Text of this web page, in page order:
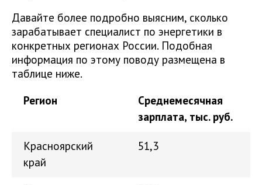
Давайте более подробно выясним, сколько
зарабатывает специалист по энергетики в
конкретных регионах России. Подобная
информация по этому поводу размещена в
таблице ниже.
Регион
Среднемесячная
зарплата, тыс. руб.
Красноярский
край
51,3